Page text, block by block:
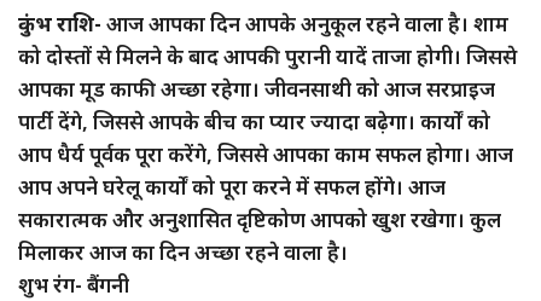
कुंभ राशि- आज आपका दिन आपके अनुकूल रहने वाला है। शाम
को दोस्तों से मिलने के बाद आपकी पुरानी यादें ताजा होगी। जिससे
आपका मूड काफी अच्छा रहेगा। जीवनसाथी को आज सरप्राइज
पार्टी देंगे, जिससे आपके बीच का प्यार ज्यादा बढ़ेगा। कार्यों को
आप धैर्य पूर्वक पूरा करेंगे, जिससे आपका काम सफल होगा। आज
आप अपने घरेलू कार्यों को पूरा करने में सफल होंगे। आज
सकारात्मक और अनुशासित दृष्टिकोण आपको खुश रखेगा। कुल
मिलाकर आज का दिन अच्छा रहने वाला है।
शुभ रंग- बैंगनी